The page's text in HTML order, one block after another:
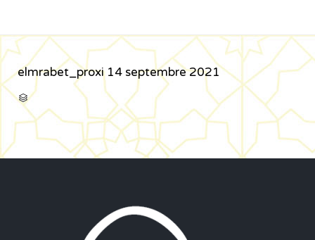
elmrabet_proxi 14 septembre 2021
CATÉGORIE